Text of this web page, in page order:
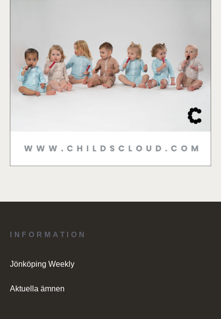
INFORMATION
Jönköping Weekly
Aktuella ämnen